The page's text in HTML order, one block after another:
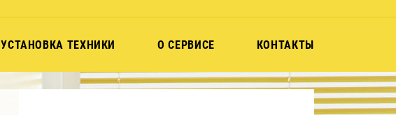
УСТАНОВКА ТЕХНИКИ О СЕРВИСЕ КОНТАКТЫ